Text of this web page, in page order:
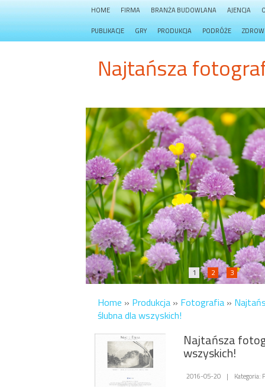
HOME FIRMA BRANŻA BUDOWLANA AJENCJA
PUBLIKACJE GRY PRODUKCJA PODRÓŻE
Najtańsza
1 2 3
Home » Produkcja » Fotografia »
ślubna dla wszyskich!
Najtańsza
wszyskich!
2016-05-20 | Kategoria: